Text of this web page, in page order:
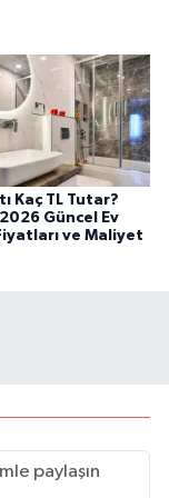
Kaç TL Tutar?
Güncel Ev
ve Maliyet